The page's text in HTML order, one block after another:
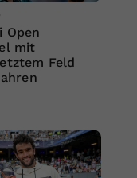
Open
mit
Feld